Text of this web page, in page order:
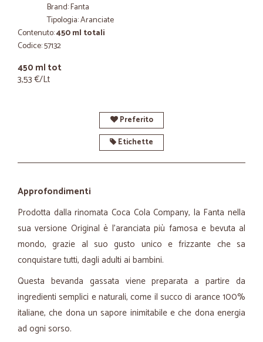
Brand: Fanta
Tipologia: Aranciate
Contenuto:450 ml totali
Codice: 57132
450 ml tot
3,53 €/Lt
Preferito
Etichette
Approfondimenti
Prodotta dalla rinomata Coca Cola Company, la Fanta nella
sua versione Original è l'aranciata più famosa e bevuta al
mondo, grazie al suo gusto unico e frizzante che sa
conquistare tutti, dagli adulti ai bambini.
Questa bevanda gassata viene preparata a partire da
ingredienti semplici e naturali, come il succo di arance 100%
italiane, che dona un sapore inimitabile e che dona energia
ad ogni sorso.